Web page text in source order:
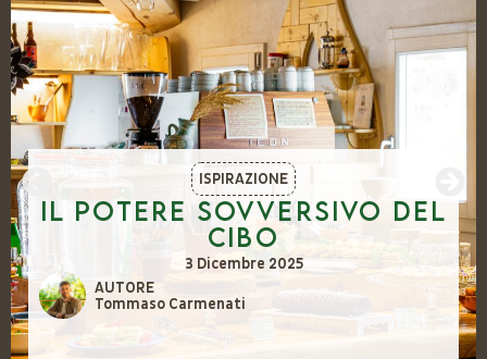
ISPIRAZIONE
Il potere sovversivo del
cibo
3 Dicembre 2025
AUTORE
Tommaso Carmenati